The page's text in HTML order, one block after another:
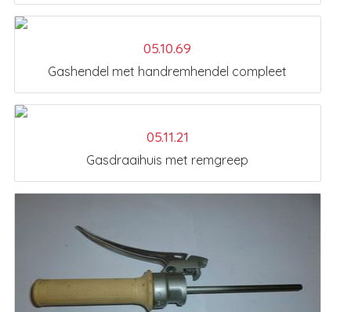
05.10.69
Gashendel met handremhendel compleet
05.11.21
Gasdraaihuis met remgreep